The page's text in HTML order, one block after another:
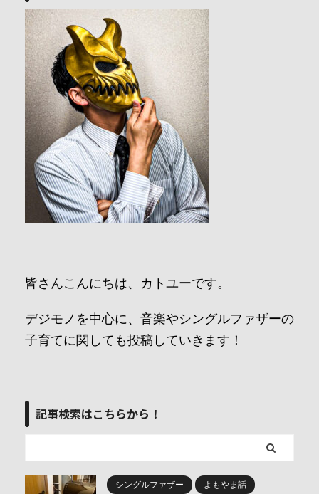
皆さんこんにちは、カトユーです。
デジモノを中心に、音楽やシングルファザーの
子育てに関しても投稿していきます！
記事検索はこちらから！
シングルファザー よもやま話